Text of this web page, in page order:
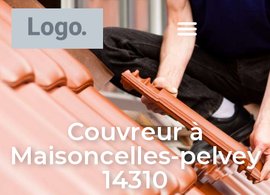
Couvreur à
Maisoncelles-pelvey
14310